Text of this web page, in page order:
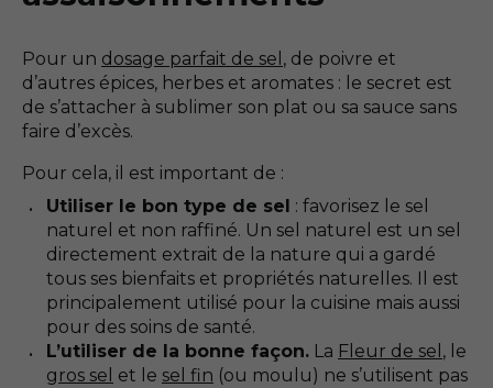
Pour un dosage parfait de sel , de poivre et
d’autres épices, herbes et aromates : le secret est
de s’attacher à sublimer son plat ou sa sauce sans
faire d’excès.
Pour cela, il est important de :
Utiliser le bon type de sel : favorisez le sel
naturel et non raffiné. Un sel naturel est un sel
directement extrait de la nature qui a gardé
tous ses bienfaits et propriétés naturelles. Il est
principalement utilisé pour la cuisine mais aussi
pour des soins de santé.
L’utiliser de la bonne façon. La Fleur de sel , le
gros sel et le sel fin (ou moulu) ne s’utilisent pas